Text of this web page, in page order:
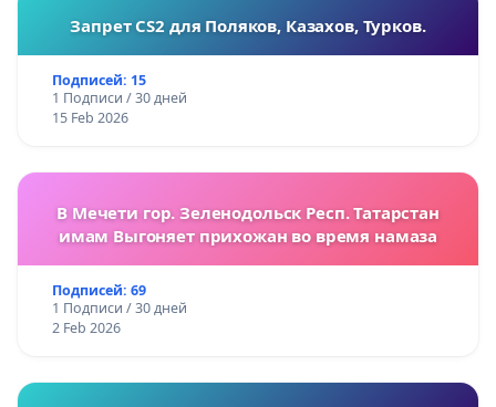
Запрет CS2 для Поляков, Казахов, Турков.
Подписей: 15
1 Подписи / 30 дней
15 Feb 2026
В Мечети гор. Зеленодольск Респ. Татарстан
имам Выгоняет прихожан во время намаза
Подписей: 69
1 Подписи / 30 дней
2 Feb 2026